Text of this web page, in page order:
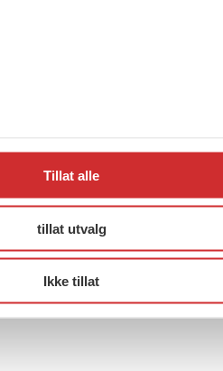
Tillat alle
tillat utvalg
Ikke tillat
Anneli i yrkesetisk råd